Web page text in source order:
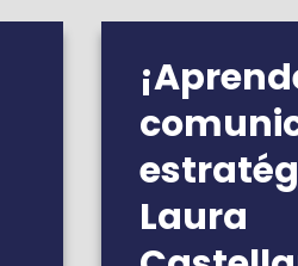
Laura